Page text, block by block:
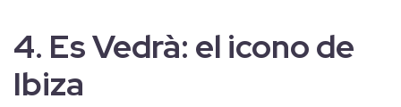
4. Es Vedrà: el icono de
Ibiza